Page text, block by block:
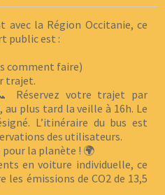
avec la Région Occitanie, ce
public est :
comment faire)
trajet.
Réservez votre trajet par
au plus tard la veille à 16h. Le
L’itinéraire du bus est
des utilisateurs.
la planète ! 🌍
en voiture individuelle, ce
émissions de CO2 de 13,5